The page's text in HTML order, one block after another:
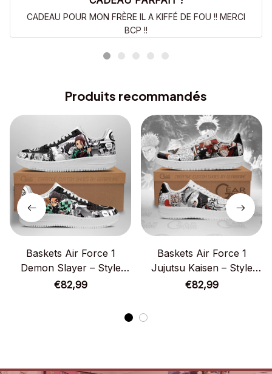
CADEAU POUR MON FRÈRE IL A KIFFÉ DE FOU !! MERCI
BCP !!
Produits recommandés
Baskets Air Force 1
Demon Slayer – Style
manga mixte
€82,99
Baskets Air Force 1
Jujutsu Kaisen – Style
anime mixte manga
€82,99